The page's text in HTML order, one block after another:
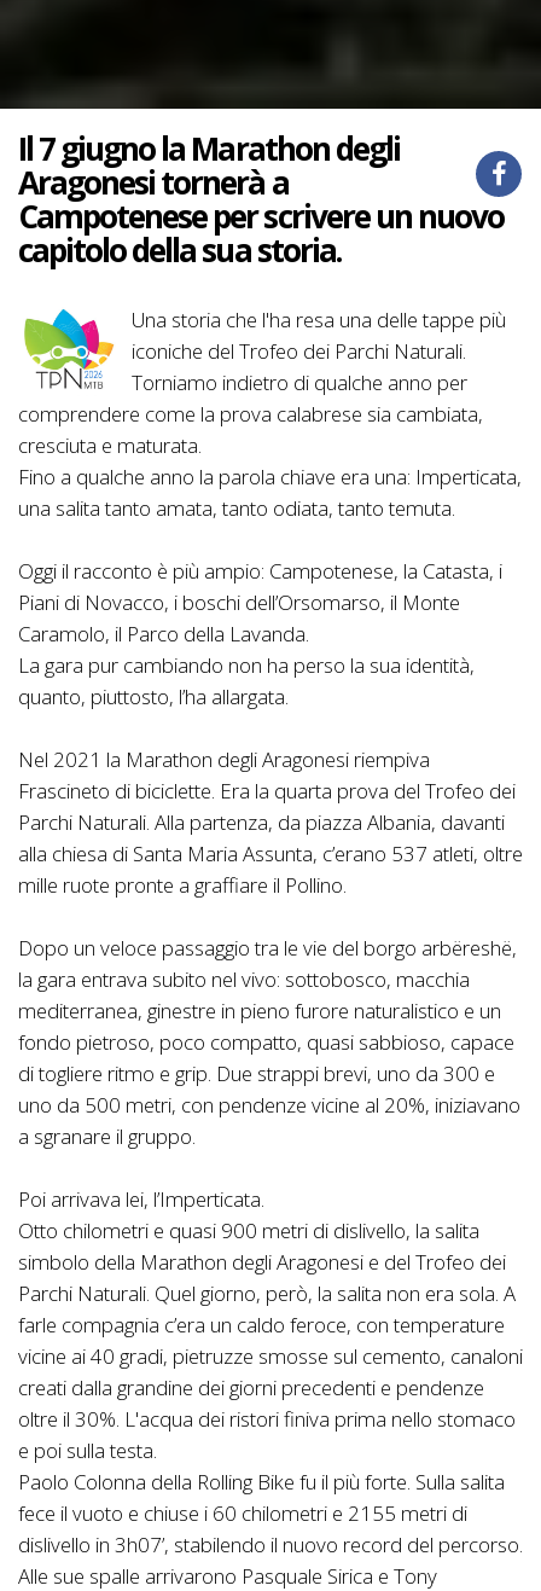
Il 7 giugno la Marathon degli
Aragonesi tornerà a
Campotenese per scrivere un nuovo
capitolo della sua storia.
Una storia che l'ha resa una delle tappe più
iconiche del Trofeo dei Parchi Naturali.
Torniamo indietro di qualche anno per
comprendere come la prova calabrese sia cambiata,
cresciuta e maturata.
Fino a qualche anno la parola chiave era una: Imperticata,
una salita tanto amata, tanto odiata, tanto temuta.
Oggi il racconto è più ampio: Campotenese, la Catasta, i
Piani di Novacco, i boschi dell’Orsomarso, il Monte
Caramolo, il Parco della Lavanda.
La gara pur cambiando non ha perso la sua identità,
quanto, piuttosto, l’ha allargata.
Nel 2021 la Marathon degli Aragonesi riempiva
Frascineto di biciclette. Era la quarta prova del Trofeo dei
Parchi Naturali. Alla partenza, da piazza Albania, davanti
alla chiesa di Santa Maria Assunta, c’erano 537 atleti, oltre
mille ruote pronte a graffiare il Pollino.
Dopo un veloce passaggio tra le vie del borgo arbëreshë,
la gara entrava subito nel vivo: sottobosco, macchia
mediterranea, ginestre in pieno furore naturalistico e un
fondo pietroso, poco compatto, quasi sabbioso, capace
di togliere ritmo e grip. Due strappi brevi, uno da 300 e
uno da 500 metri, con pendenze vicine al 20%, iniziavano
a sgranare il gruppo.
Poi arrivava lei, l’Imperticata.
Otto chilometri e quasi 900 metri di dislivello, la salita
simbolo della Marathon degli Aragonesi e del Trofeo dei
Parchi Naturali. Quel giorno, però, la salita non era sola. A
farle compagnia c’era un caldo feroce, con temperature
vicine ai 40 gradi, pietruzze smosse sul cemento, canaloni
creati dalla grandine dei giorni precedenti e pendenze
oltre il 30%. L'acqua dei ristori finiva prima nello stomaco
e poi sulla testa.
Paolo Colonna della Rolling Bike fu il più forte. Sulla salita
fece il vuoto e chiuse i 60 chilometri e 2155 metri di
dislivello in 3h07’, stabilendo il nuovo record del percorso.
Alle sue spalle arrivarono Pasquale Sirica e Tony